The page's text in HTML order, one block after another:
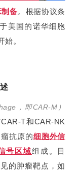
备。 根据协议条
美国的诺华细胞
。
，即CAR-M ）
T和CAR-NK
抗原的细胞外信
号区域组成。目
的肿瘤靶点，如